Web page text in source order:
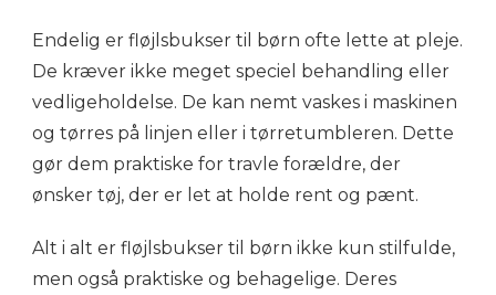
Endelig er fløjlsbukser til børn ofte lette at pleje.
De kræver ikke meget speciel behandling eller
vedligeholdelse. De kan nemt vaskes i maskinen
og tørres på linjen eller i tørretumbleren. Dette
gør dem praktiske for travle forældre, der
ønsker tøj, der er let at holde rent og pænt.
Alt i alt er fløjlsbukser til børn ikke kun stilfulde,
men også praktiske og behagelige. Deres